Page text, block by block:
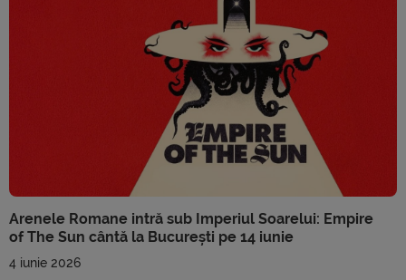
Arenele Romane intră sub Imperiul Soarelui: Empire
of The Sun cântă la București pe 14 iunie
4 iunie 2026